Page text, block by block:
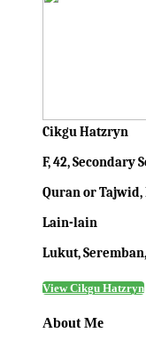
Cikgu Hatzryn
F, 42, Secondary
Quran or Tajwid,
Lain-lain
Lukut,
View Cikgu Hatzryn
About Me